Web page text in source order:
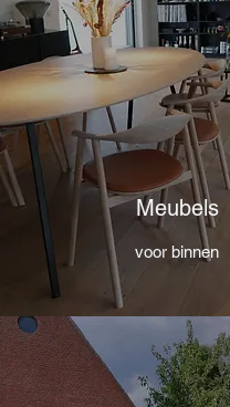
Meubels
voor binnen